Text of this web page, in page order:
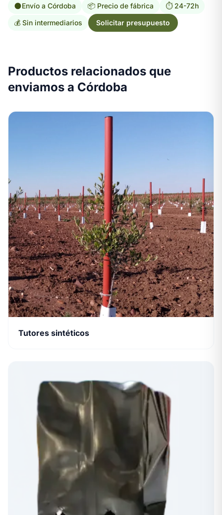
Envío a Córdoba 📦 Precio de fábrica
⏱️ 24-72h
💰 Sin intermediarios
Solicitar presupuesto
Productos relacionados que
enviamos a Córdoba
Tutores sintéticos